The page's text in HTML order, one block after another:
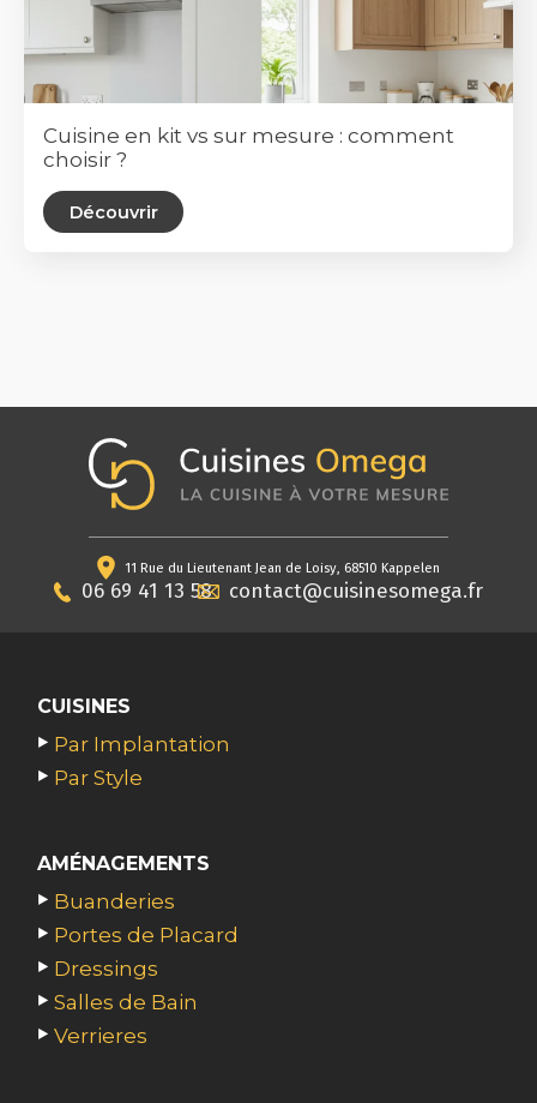
Cuisine en kit vs sur mesure : comment
choisir ?
Découvrir
11 Rue du Lieutenant Jean de Loisy, 68510 Kappelen
06 69 41 13 58 contact@cuisinesomega.fr
CUISINES
Par Implantation
Par Style
AMÉNAGEMENTS
Buanderies
Portes de Placard
Dressings
Salles de Bain
Verrieres